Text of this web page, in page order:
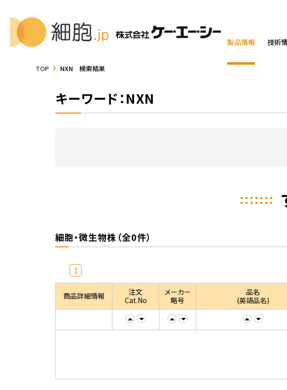
製品情報 技術
TOP NXN 検索結果
キーワード：NXN
細胞・微生物株（全0件）
1
商品詳細情報
注文
Cat.No
メーカー
略号
品名
(英語品名)